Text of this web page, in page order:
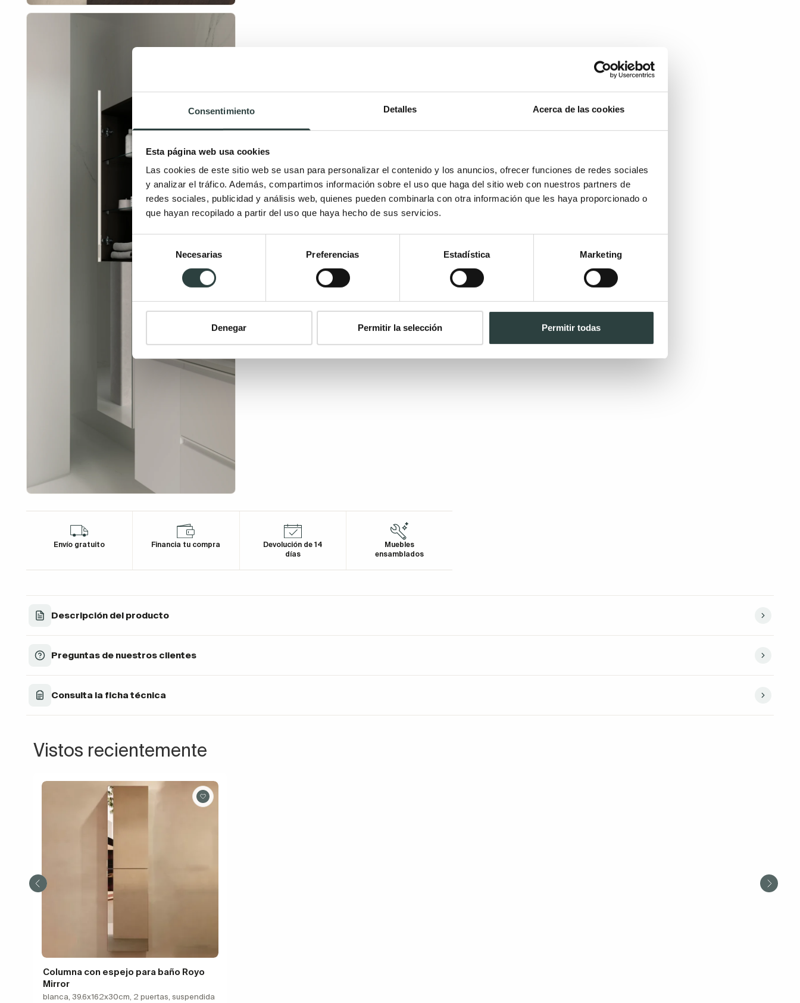
Consentimiento Detalles Acerca de las cookies
Esta página web usa cookies
Las cookies de este sitio web se usan para personalizar el contenido y los anuncios, ofrecer funciones de redes sociales
y analizar el tráfico. Además, compartimos información sobre el uso que haga del sitio web con nuestros partners de
redes sociales, publicidad y análisis web, quienes pueden combinarla con otra información que les haya proporcionado o
que hayan recopilado a partir del uso que haya hecho de sus servicios.
Selección
de
consentimiento
Necesarias Preferencias Estadística Marketing
Denegar Permitir la selección Permitir todas
Envío gratuito Financia tu compra
Devolución de 14
días
Muebles
ensamblados
Descripción del producto
Preguntas de nuestros clientes
Consulta la ficha técnica
Vistos recientemente
Columna con espejo para baño Royo
Mirror
blanca, 39.6x162x30cm, 2 puertas, suspendida